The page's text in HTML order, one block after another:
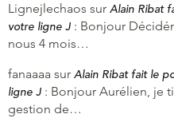
Lignejlechaos sur Alain Ribat
votre ligne J : Bonjour
nous 4 mois…
fanaaaa sur Alain Ribat fait le
ligne J : Bonjour Aurélien, je
gestion de…